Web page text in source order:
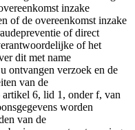
inzake
of de overeenkomst inzake
of direct
of het
dit met name
ontvangen verzoek en de
van de
6, lid 1, onder f, van
worden
van de